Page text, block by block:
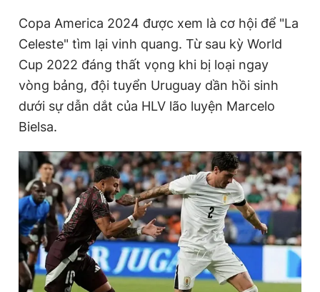
Copa America 2024 được xem là cơ hội để "La
Celeste" tìm lại vinh quang. Từ sau kỳ World
Cup 2022 đáng thất vọng khi bị loại ngay
vòng bảng, đội tuyển Uruguay dần hồi sinh
dưới sự dẫn dắt của HLV lão luyện Marcelo
Bielsa.